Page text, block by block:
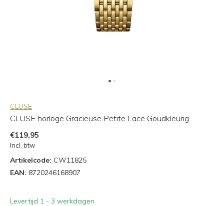
CLUSE
CLUSE horloge Gracieuse Petite Lace Goudkleurig
€119,95
Incl. btw
Artikelcode: CW11825
EAN: 8720246168907
Levertijd 1 - 3 werkdagen